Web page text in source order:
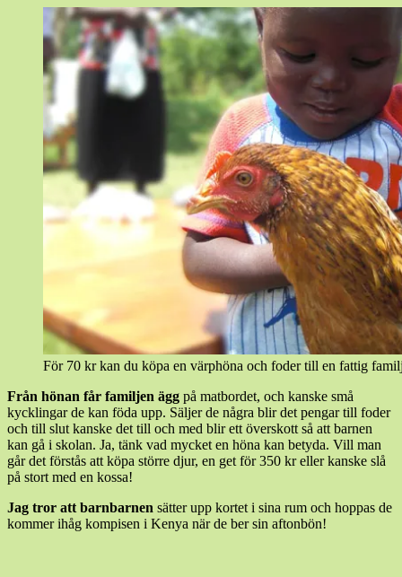
För 70 kr kan du köpa en värphöna och foder till en fattig
Från hönan får familjen ägg på matbordet, och kanske små
kycklingar de kan föda upp. Säljer de några blir det pengar till foder
och till slut kanske det till och med blir ett överskott så att barnen
kan gå i skolan. Ja, tänk vad mycket en höna kan betyda. Vill man
går det förstås att köpa större djur, en get för 350 kr eller kanske slå
på stort med en kossa!
Jag tror att barnbarnen sätter upp kortet i sina rum och hoppas de
kommer ihåg kompisen i Kenya när de ber sin aftonbön!